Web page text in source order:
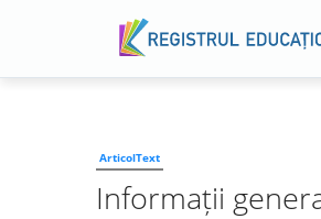
ArticolText
Informații